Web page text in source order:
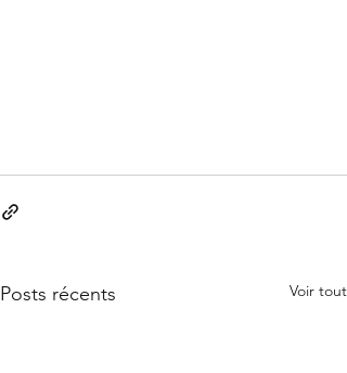
Posts récents Voir tout